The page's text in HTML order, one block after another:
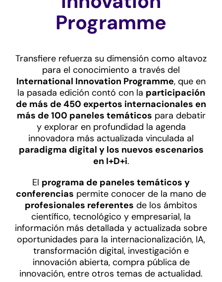
Programme
Transfiere refuerza su dimensión como altavoz
para el conocimiento a través del
International Innovation Programme, que en
la pasada edición contó con la participación
de más de 450 expertos internacionales en
más de 100 paneles temáticos para debatir
y explorar en profundidad la agenda
innovadora más actualizada vinculada al
paradigma digital y los nuevos escenarios
en I+D+i.​
El programa de paneles temáticos y
conferencias permite conocer de la mano de
profesionales referentes de los ámbitos
científico, tecnológico y empresarial, la
información más detallada y actualizada sobre
oportunidades para la internacionalización, IA,
transformación digital, investigación e
innovación abierta, compra pública de
innovación, entre otros temas de actualidad.